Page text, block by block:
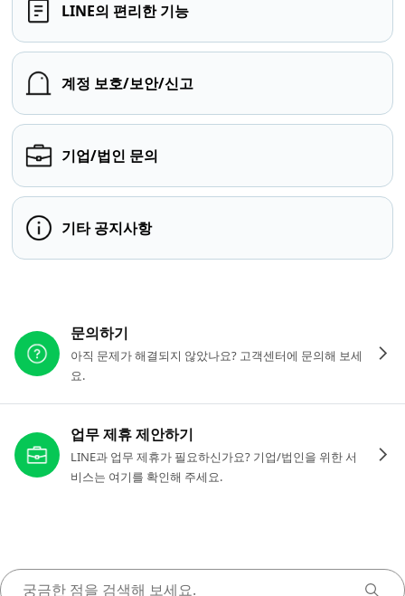
LINE의 편리한 기능
계정 보호/보안/신고
기업/법인 문의
기타 공지사항
문의하기
아직 문제가 해결되지 않았나요? 고객센터에 문의해 보세
요.
업무 제휴 제안하기
LINE과 업무 제휴가 필요하신가요? 기업/법인을 위한 서
비스는 여기를 확인해 주세요.